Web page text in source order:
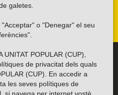
galetes
o "Denegar" el seu
POPULAR (CUP),
de privacitat dels quals
(CUP). En accedir a
les seves polítiques de
socials